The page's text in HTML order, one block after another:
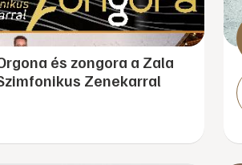
és zongora a Zala
Zenekarral